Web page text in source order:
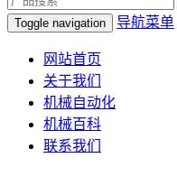
Toggle navigation 导航菜单
网站首页
关于我们
机械自动化
机械百科
联系我们